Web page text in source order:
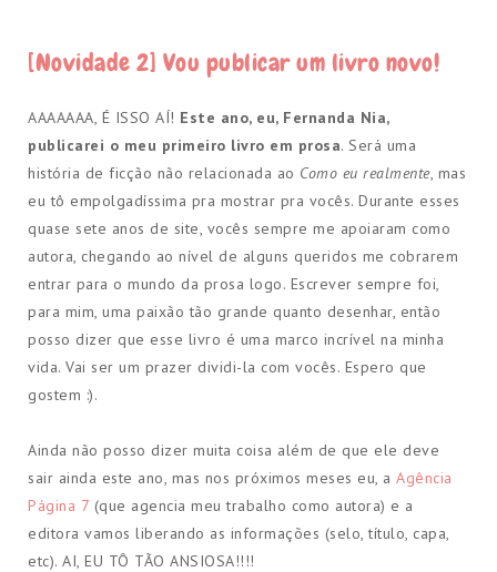
[Novidade 2] Vou publicar um livro novo!
AAAAAAA, É ISSO AÍ! Este ano, eu, Fernanda Nia,
publicarei o meu primeiro livro em prosa. Será uma
história de ficção não relacionada ao Como eu realmente, mas
eu tô empolgadíssima pra mostrar pra vocês. Durante esses
quase sete anos de site, vocês sempre me apoiaram como
autora, chegando ao nível de alguns queridos me cobrarem
entrar para o mundo da prosa logo. Escrever sempre foi,
para mim, uma paixão tão grande quanto desenhar, então
posso dizer que esse livro é uma marco incrível na minha
vida. Vai ser um prazer dividi-la com vocês. Espero que
gostem :).
Ainda não posso dizer muita coisa além de que ele deve
sair ainda este ano, mas nos próximos meses eu, a Agência
Página 7 (que agencia meu trabalho como autora) e a
editora vamos liberando as informações (selo, título, capa,
etc). AI, EU TÔ TÃO ANSIOSA!!!!